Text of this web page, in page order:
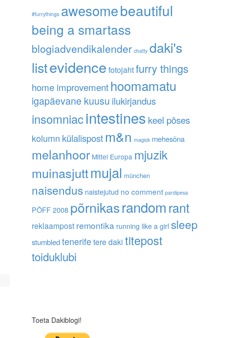
#furrythings awesomebeautiful
being a smartass
blogiadvendikalender chatty daki's
listevidence fotojahtfurry things
home improvementhoomamatu
igapäevane kuusu ilukirjandus
insomniacintestines keel põses
kolumn külalispost m&n magick mehesõna
melanhoor Mittel Europa mjuzik
muinasjuttmujal münchen
naisendus naistejutud no comment pardipesa
PÖFF 2008 põrnikasrandomrant
reklaampost remontika running like a girlsleep
stumbledtenerifetere daki titepost
toiduklubi
Toeta Dakiblogi!